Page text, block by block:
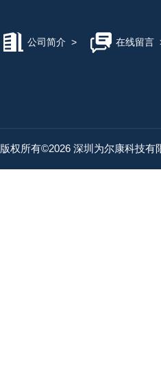
公司简介 > 在线留言
版权所有©2026 深圳为尔康科技有